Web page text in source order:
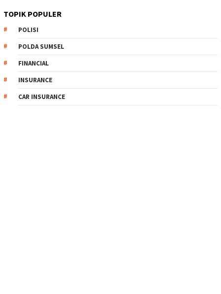
TOPIK POPULER
POLISI
POLDA SUMSEL
FINANCIAL
INSURANCE
CAR INSURANCE